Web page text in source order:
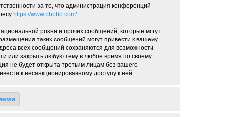
за то, что администрация конференций
https://www.phpbb.com/.
розни и прочих сообщений, которые могут
таких сообщений могут привести к вашему
всех сообщений сохраняются для возможности
или закрыть любую тему в любое время по своему
не будет открыта третьим лицам без вашего
к несанкционированному доступу к ней.